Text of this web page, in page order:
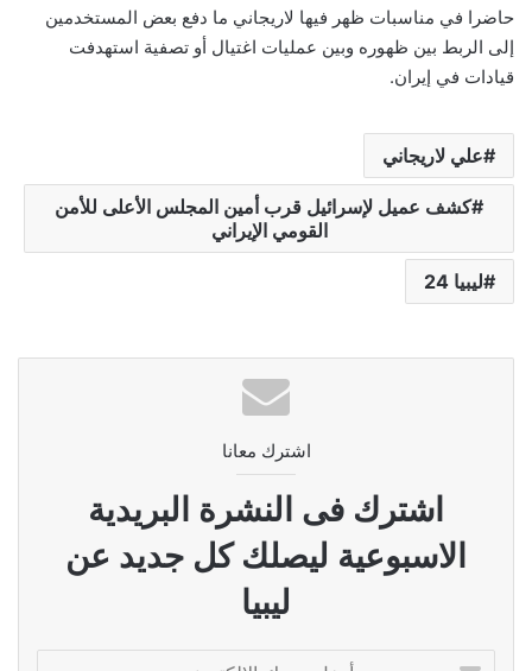
حاضرا في مناسبات ظهر فيها لاريجاني ما دفع بعض المستخدمين
إلى الربط بين ظهوره وبين عمليات اغتيال أو تصفية استهدفت
قيادات في إيران.
علي لاريجاني
كشف عميل لإسرائيل قرب أمين المجلس الأعلى للأمن
القومي الإيراني
ليبيا 24
اشترك معانا
اشترك فى النشرة البريدية
الاسبوعية ليصلك كل جديد عن
ليبيا